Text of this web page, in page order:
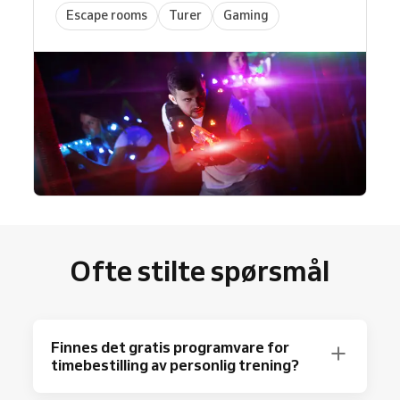
Escape rooms Turer Gaming
Ofte stilte spørsmål
Finnes det gratis programvare for
timebestilling av personlig trening?